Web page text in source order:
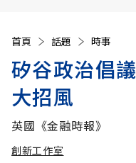
首頁 話題 時事
矽谷政治倡
大招風
英國《金融時報》
創新工作室